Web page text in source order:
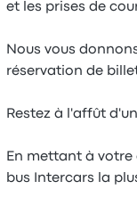
et les prises de
Nous vous
réservation de
Restez à l'affût
En mettant à votre
bus Intercars la